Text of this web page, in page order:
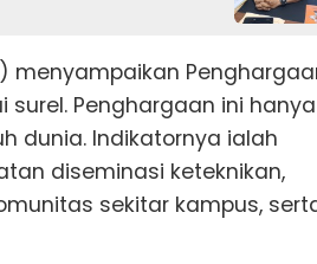
menyampaikan
surel. Penghargaan ini hanya
dunia. Indikatornya ialah
diseminasi keteknikan,
sekitar kampus,